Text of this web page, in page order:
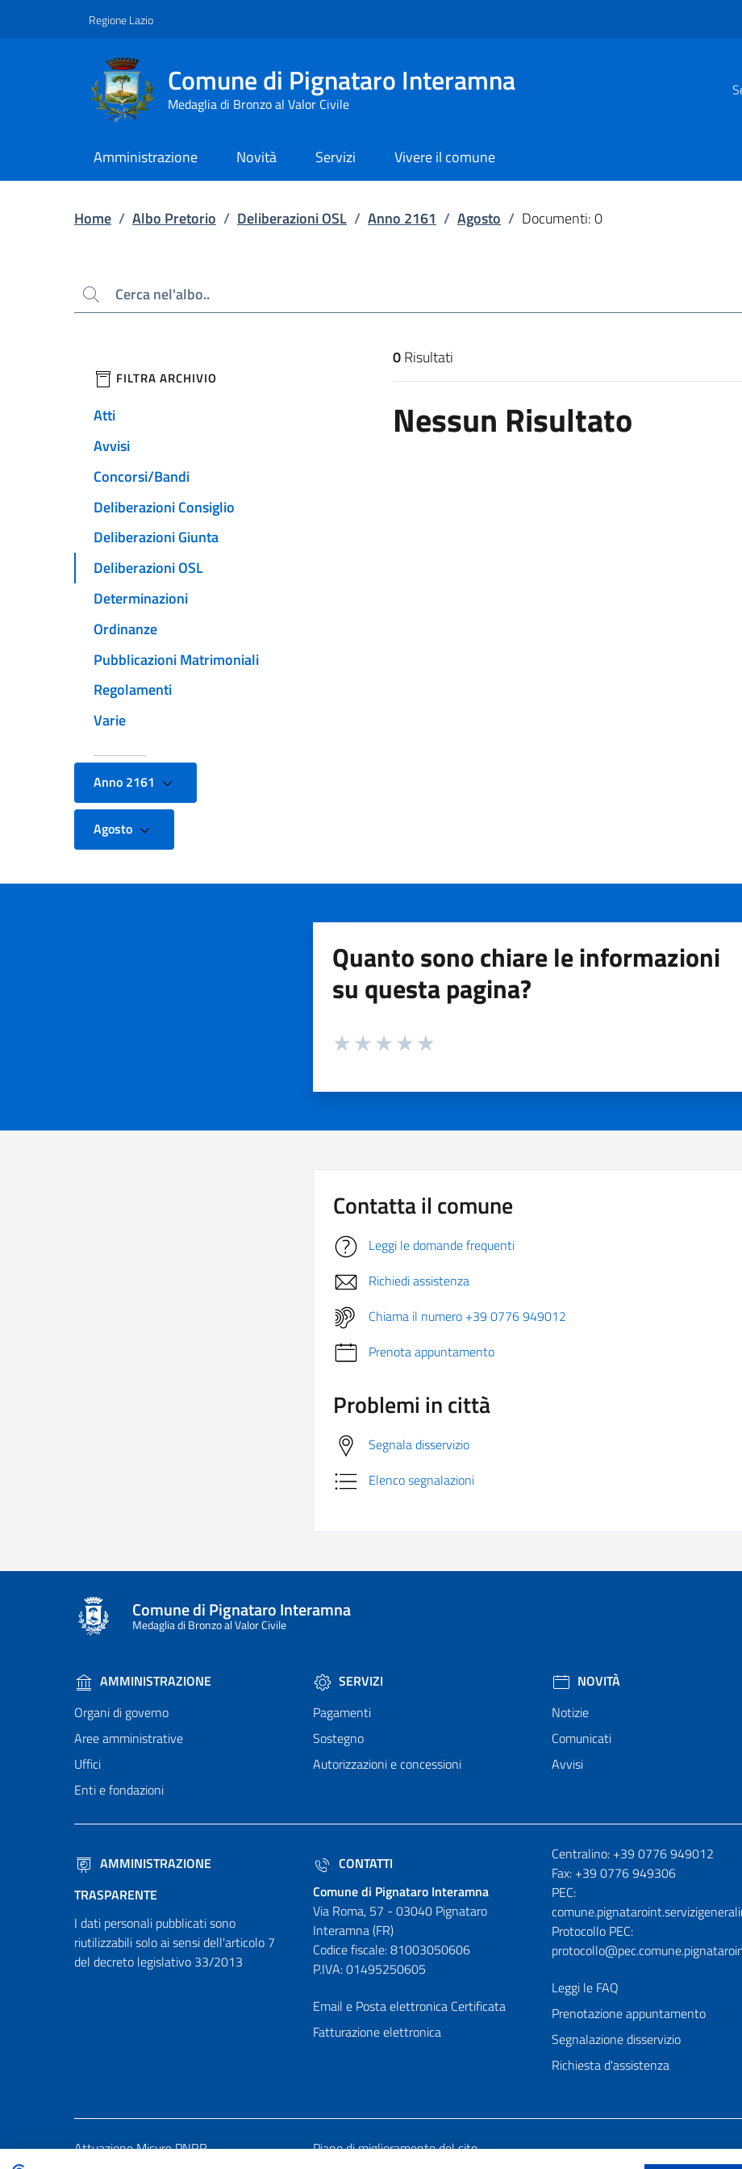
Regione Lazio
Comune di Pignataro Interamna
Medaglia di Bronzo al Valor Civile
Amministrazione Novità Servizi Vivere il comune
Home / Albo Pretorio / Deliberazioni OSL / Anno 2161 / Agosto / Documenti: 0
Cerca
filtri da applicare
FILTRA ARCHIVIO
Atti
Avvisi
Concorsi/Bandi
Deliberazioni Consiglio
Deliberazioni Giunta
Deliberazioni OSL
Determinazioni
Ordinanze
Pubblicazioni Matrimoniali
Regolamenti
Varie
Anno 2161
Agosto
Risultati di ricerca
0Risultati
Nessun Risultato
Quanto sono chiare le informazioni
su questa pagina?
Valuta da 1 a 5 stelle la pagina
Contatta il comune
Leggi le domande frequenti
Richiedi assistenza
Chiama il numero +39 0776 949012
Prenota appuntamento
Problemi in città
Segnala disservizio
Elenco segnalazioni
Comune di Pignataro Interamna
Medaglia di Bronzo al Valor Civile
AMMINISTRAZIONE
Organi di governo
Aree amministrative
Uffici
Enti e fondazioni
SERVIZI
Pagamenti
Sostegno
Autorizzazioni e concessioni
NOVITÀ
Notizie
Comunicati
Avvisi
AMMINISTRAZIONE
TRASPARENTE
I dati personali pubblicati sono
riutilizzabili solo ai sensi dell'articolo 7
del decreto legislativo 33/2013
CONTATTI
Comune di Pignataro Interamna
Via Roma, 57 - 03040 Pignataro
Interamna (FR)
Codice fiscale: 81003050606
P.IVA: 01495250605
Email e Posta elettronica Certificata
Fatturazione elettronica
Numeri utili
Centralino: +39 0776 949012
Fax: +39 0776 949306
PEC:
Protocollo PEC:
Leggi le FAQ
Prenotazione appuntamento
Segnalazione disservizio
Richiesta d'assistenza
Attuazione Misure PNRR Piano di miglioramento del sito